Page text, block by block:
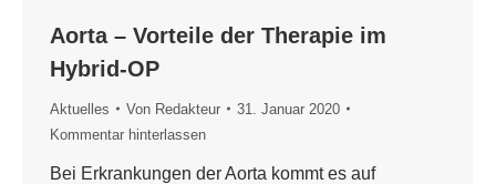
Aorta – Vorteile der Therapie im
Hybrid-OP
Aktuelles Von Redakteur
31. Januar 2020
Kommentar hinterlassen
Bei Erkrankungen der Aorta kommt es auf